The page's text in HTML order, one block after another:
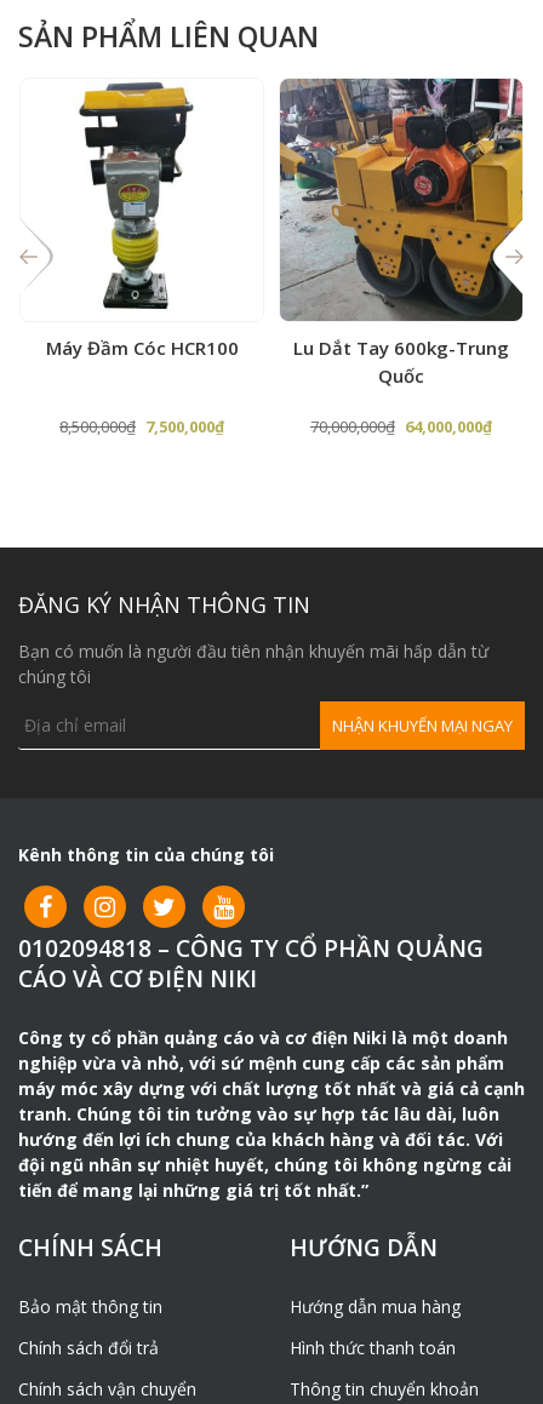
kĩ thuật. Một số dòng máy xây dựng tiêu biểu được
Máy trộn bê tông, máy lu rung, máy đầm cóc, vận thăng.
SẢN PHẨM LIÊN QUAN
Máy Đầm Cóc HCR100
8,500,000₫ Giá
7,500,000₫Giá
Lu Dắt Tay 600kg-Trung
Quốc
70,000,000₫ Giá
64,000,000₫Giá
ĐĂNG KÝ NHẬN THÔNG TIN
Bạn có muốn là người đầu tiên nhận khuyến mãi hấp dẫn từ
chúng tôi
Kênh thông tin của chúng tôi
0102094818 – CÔNG TY CỔ PHẦN QUẢNG
CÁO VÀ CƠ ĐIỆN NIKI
Công ty cổ phần quảng cáo và cơ điện Niki là một doanh
nghiệp vừa và nhỏ, với sứ mệnh cung cấp các sản phẩm
máy móc xây dựng với chất lượng tốt nhất và giá cả cạnh
tranh. Chúng tôi tin tưởng vào sự hợp tác lâu dài, luôn
hướng đến lợi ích chung của khách hàng và đối tác. Với
đội ngũ nhân sự nhiệt huyết, chúng tôi không ngừng cải
tiến để mang lại những giá trị tốt nhất.”
CHÍNH SÁCH
Bảo mật thông tin
Chính sách đổi trả
Chính sách vận chuyển
HƯỚNG DẪN
Hướng dẫn mua hàng
Hình thức thanh toán
Thông tin chuyển khoản